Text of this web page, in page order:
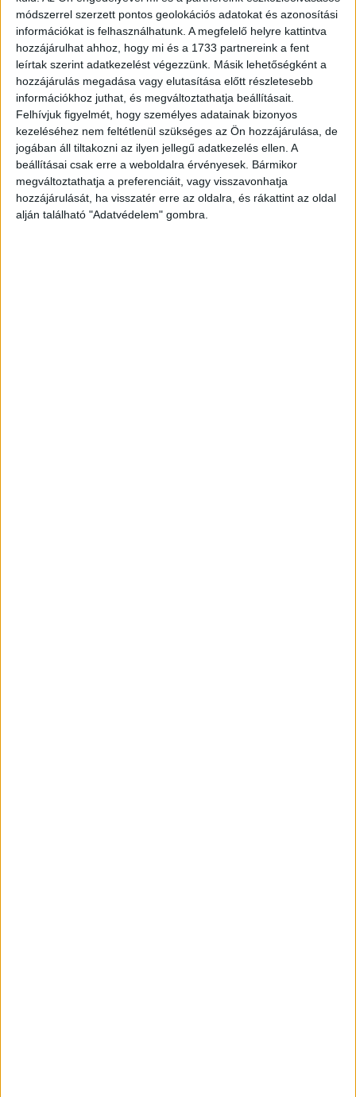
módszerrel szerzett pontos geolokációs adatokat és azonosítási
információkat is felhasználhatunk. A megfelelő helyre kattintva
hozzájárulhat ahhoz, hogy mi és a 1733 partnereink a fent
leírtak szerint adatkezelést végezzünk. Másik lehetőségként a
hozzájárulás megadása vagy elutasítása előtt részletesebb
információkhoz juthat, és megváltoztathatja beállításait.
Felhívjuk figyelmét, hogy személyes adatainak bizonyos
kezeléséhez nem feltétlenül szükséges az Ön hozzájárulása, de
jogában áll tiltakozni az ilyen jellegű adatkezelés ellen. A
beállításai csak erre a weboldalra érvényesek. Bármikor
megváltoztathatja a preferenciáit, vagy visszavonhatja
hozzájárulását, ha visszatér erre az oldalra, és rákattint az oldal
alján található "Adatvédelem" gombra.
Nehezített pályán – 2. rész
Brand 2026. április 16.
Magyarországon a felső vezetői pozíciók húsz, az első